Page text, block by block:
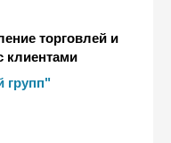
торговлей и
клиентами
групп"
групп"